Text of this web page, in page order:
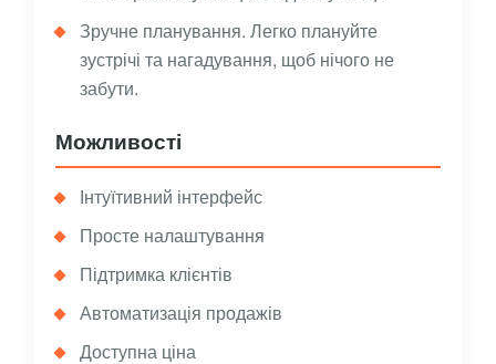
Зручне планування. Легко плануйте
зустрічі та нагадування, щоб нічого не
забути.
Можливості
Інтуїтивний інтерфейс
Просте налаштування
Підтримка клієнтів
Автоматизація продажів
Доступна ціна